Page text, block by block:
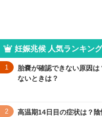
妊娠兆候 人気ランキング
1
胎嚢が確認できない原因は
ないときは？
2
高温期14日目の症状は？